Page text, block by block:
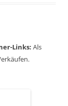
Links: Als